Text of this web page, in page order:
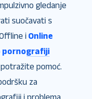
gledanje
suočavati s
i Online
pornografiji
pomoć.
za
i problema